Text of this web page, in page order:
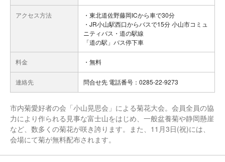
アクセス方法
・東北道佐野藤岡ICから車で30分
・JR小山駅西口からバスで15分 小山市コミュ
ニティバス・道の駅線
「道の駅」バス停下車
料金 ・無料
連絡先 問合せ先 電話番号：0285-22-9273
市内菊愛好者の会「小山晃思会」による菊花大会。会員全員の協
力により作られる見事な富士山をはじめ、一般盆養菊や静岡懸崖
など、数多くの菊花が咲き誇ります。また、11月3日(祝)には、
会場にて菊が無料配布されます。